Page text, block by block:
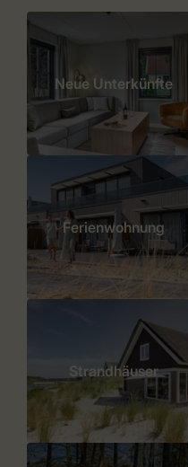
Neue Unterkünfte
Ferienwohnung
Strandhäuser